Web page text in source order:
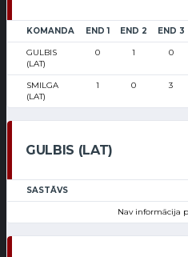
KOMANDA END 1 END 2 END 3
GULBIS
(LAT)
0 1 0
SMILGA
(LAT)
1 0 3
GULBIS (LAT)
SASTĀVS
Nav informācija